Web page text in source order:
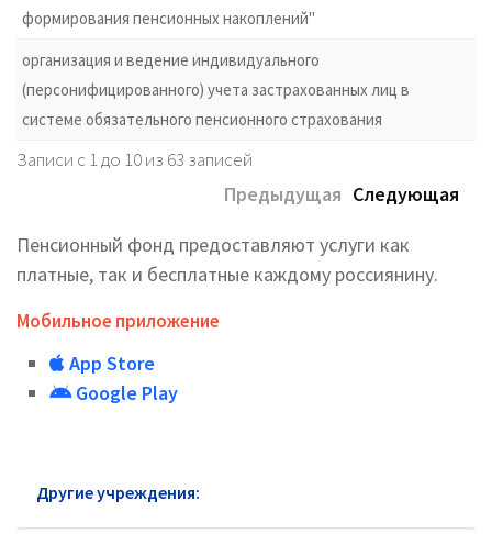
формирования пенсионных накоплений"
организация и ведение индивидуального
(персонифицированного) учета застрахованных лиц в
системе обязательного пенсионного страхования
Записи с 1 до 10 из 63 записей
Предыдущая Следующая
Пенсионный фонд предоставляют услуги как
платные, так и бесплатные каждому россиянину.
Мобильное приложение
App Store
Google Play
Другие учреждения: